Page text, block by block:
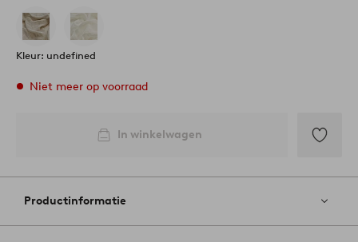
Kleur: undefined
Niet meer op voorraad
In winkelwagen
aan
Productinformatie